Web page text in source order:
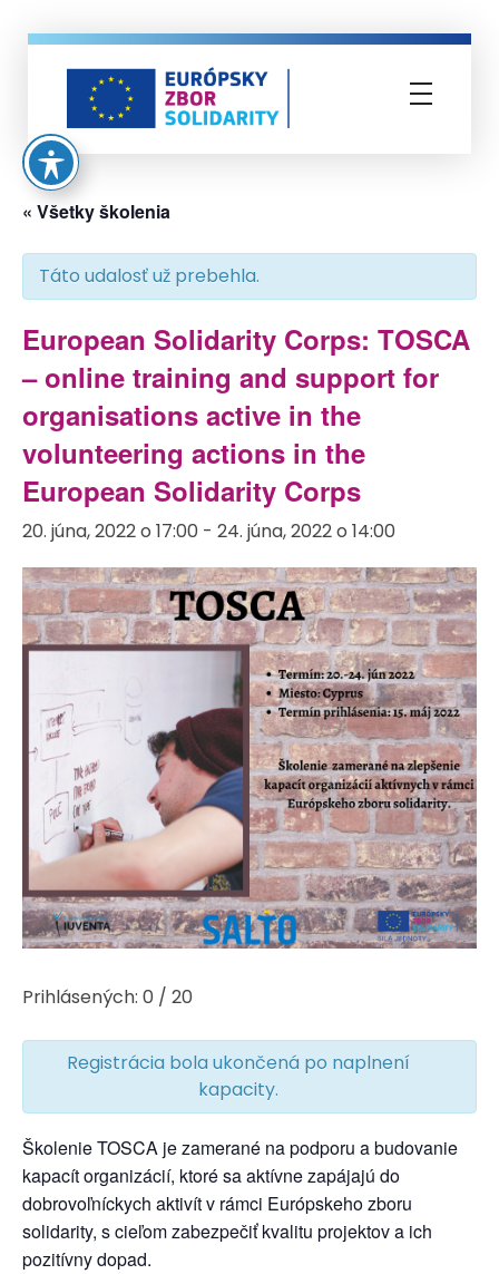
« Všetky školenia
Táto udalosť už prebehla.
European Solidarity Corps: TOSCA
– online training and support for
organisations active in the
volunteering actions in the
European Solidarity Corps
20. júna, 2022 o 17:00 - 24. júna, 2022 o 14:00
Prihlásených: 0 / 20
Registrácia bola ukončená po naplnení
kapacity.
Školenie TOSCA je zamerané na podporu a budovanie
kapacít organizácií, ktoré sa aktívne zapájajú do
dobrovoľníckych aktivít v rámci Európskeho zboru
solidarity, s cieľom zabezpečiť kvalitu projektov a ich
pozitívny dopad.